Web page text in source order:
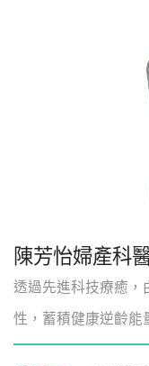
陳芳怡婦產科
透過先進科技療癒，
性，蓄積健康逆齡能